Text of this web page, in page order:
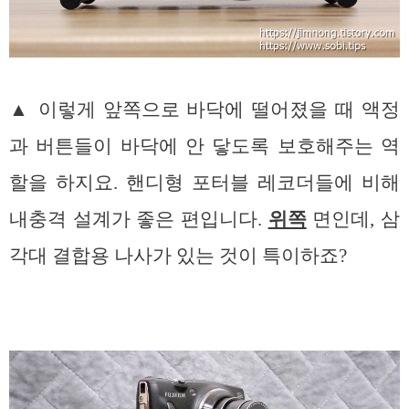
▲ 이렇게 앞쪽으로 바닥에 떨어졌을 때 액정
과 버튼들이 바닥에 안 닿도록 보호해주는 역
할을 하지요. 핸디형 포터블 레코더들에 비해
내충격 설계가 좋은 편입니다. 위쪽면인데, 삼
각대 결합용 나사가 있는 것이 특이하죠?